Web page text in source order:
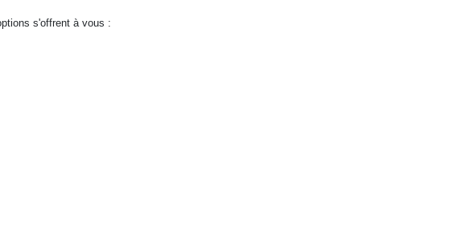
s'offrent à vous :